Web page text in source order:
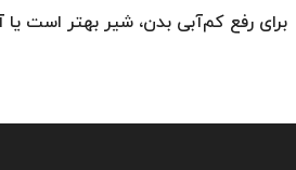
برای رفع کم‌آبی بدن، شیر بهتر است